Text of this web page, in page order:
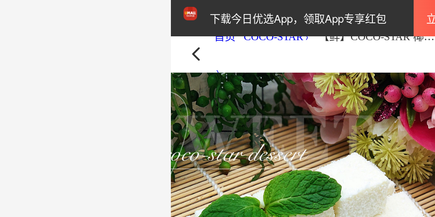
下载今日优选App，领取App专享红包
首页 COCO-STAR 【鲜】COCO-STAR 椰奶冻小方糕 12pcs